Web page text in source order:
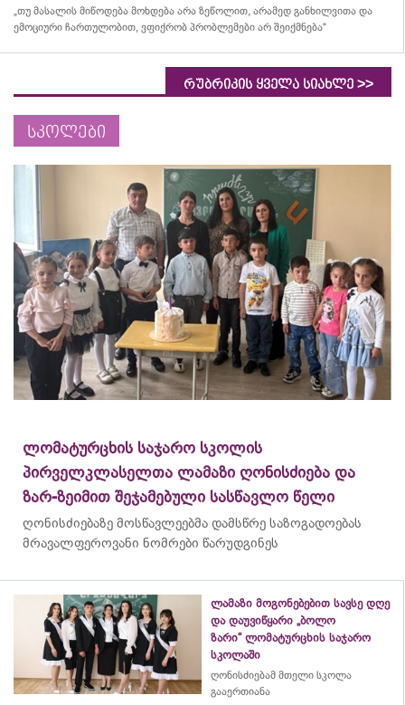
„თუ მასალის მიწოდება მოხდება არა ზეწოლით, არამედ განხილვითა და
ემოციური ჩართულობით, ვფიქრობ პრობლემები არ შეიქმნება“
რუბრიკის ყველა სიახლე >>
სკოლები
ლომატურცხის საჯარო სკოლის
პირველკლასელთა ლამაზი ღონისძიება და
ზარ-ზეიმით შეჯამებული სასწავლო წელი
ღონისძიებაზე მოსწავლეებმა დამსწრე საზოგადოებას
მრავალფეროვანი ნომრები წარუდგინეს
ლამაზი მოგონებებით სავსე დღე
და დაუვიწყარი „ბოლო
ზარი“ ლომატურცხის საჯარო
სკოლაში
ღონისძიებამ მთელი სკოლა
გააერთიანა